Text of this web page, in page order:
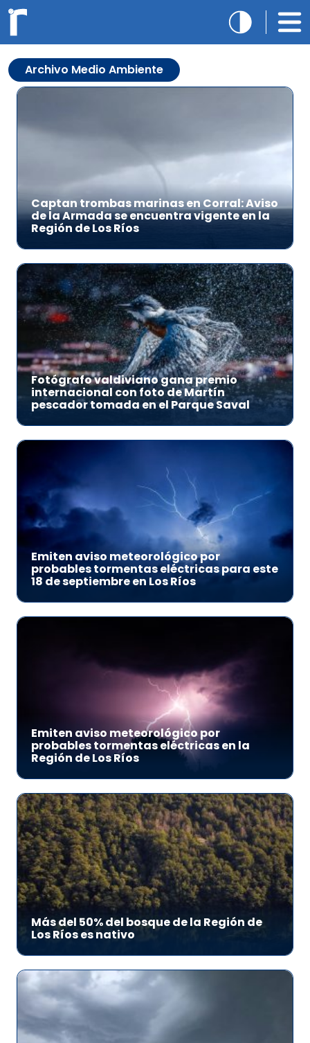
Archivo Medio Ambiente
Captan trombas marinas en Corral: Aviso
de la Armada se encuentra vigente en la
Región de Los Ríos
Fotógrafo valdiviano gana premio
internacional con foto de Martín
pescador tomada en el Parque Saval
Emiten aviso meteorológico por
probables tormentas eléctricas para este
18 de septiembre en Los Ríos
Emiten aviso meteorológico por
probables tormentas eléctricas en la
Región de Los Ríos
Más del 50% del bosque de la Región de
Los Ríos es nativo